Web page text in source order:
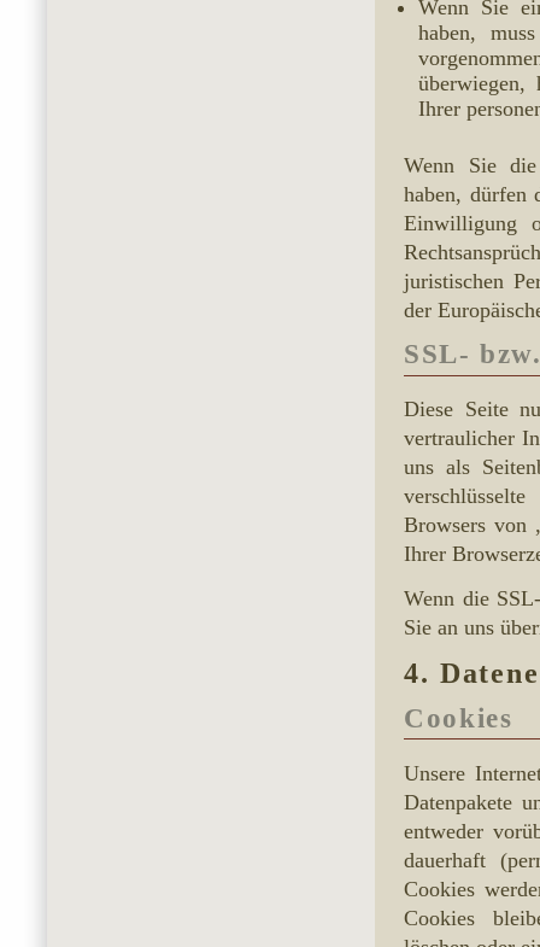
Wenn Sie
haben,
überwiegen,
Ihrer
Wenn Sie die
haben, dürfen
Einwilligung
juristischen
der
SSL-
Diese Seite
vertraulicher
uns als
Browsers von
Ihrer
Wenn die
Sie an uns
4.
Cookies
Unsere
Datenpakete
entweder
dauerhaft
Cookies
Cookies